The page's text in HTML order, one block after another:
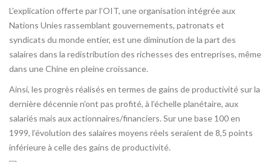
L’explication offerte par l’OIT, une organisation intégrée aux
Nations Unies rassemblant gouvernements, patronats et
syndicats du monde entier, est une diminution de la part des
salaires dans la redistribution des richesses des entreprises, même
dans une Chine en pleine croissance.
Ainsi, les progrès réalisés en termes de gains de productivité sur la
dernière décennie n’ont pas profité, à l’échelle planétaire, aux
salariés mais aux actionnaires/financiers. Sur une base 100 en
1999, l’évolution des salaires moyens réels seraient de 8,5 points
inférieure à celle des gains de productivité.